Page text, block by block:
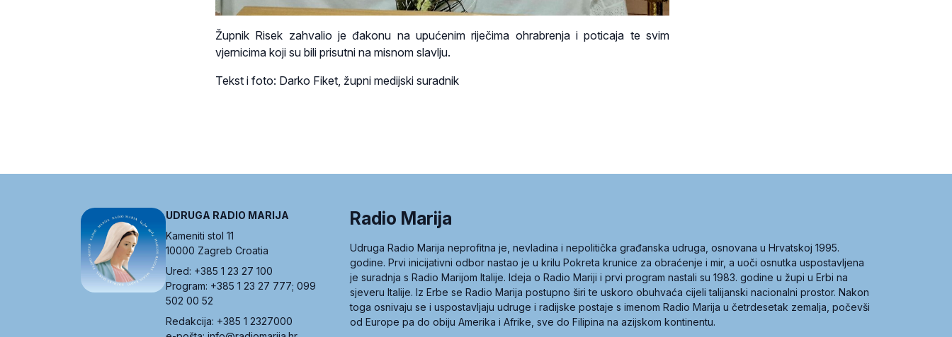
Župnik Risek zahvalio je đakonu na upućenim riječima ohrabrenja i poticaja te svim
vjernicima koji su bili prisutni na misnom slavlju.
Tekst i foto: Darko Fiket, župni medijski suradnik
UDRUGA RADIO MARIJA
Kameniti stol 11
10000 Zagreb Croatia
Ured: +385 1 23 27 100
Program: +385 1 23 27 777; 099
502 00 52
Redakcija: +385 1 2327000
Radio Marija
Udruga Radio Marija neprofitna je, nevladina i nepolitička građanska udruga, osnovana u Hrvatskoj 1995.
godine. Prvi inicijativni odbor nastao je u krilu Pokreta krunice za obraćenje i mir, a uoči osnutka uspostavljena
je suradnja s Radio Marijom Italije. Ideja o Radio Mariji i prvi program nastali su 1983. godine u župi u Erbi na
sjeveru Italije. Iz Erbe se Radio Marija postupno širi te uskoro obuhvaća cijeli talijanski nacionalni prostor. Nakon
toga osnivaju se i uspostavljaju udruge i radijske postaje s imenom Radio Marija u četrdesetak zemalja, počevši
od Europe pa do obiju Amerika i Afrike, sve do Filipina na azijskom kontinentu.